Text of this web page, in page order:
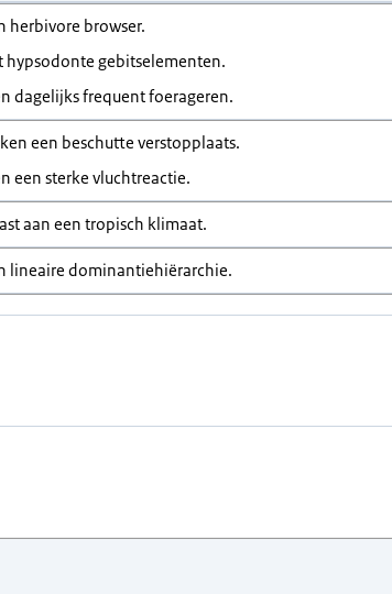
herbivore browser.
gebitselementen.
dagelijks frequent foerageren.
een beschutte verstopplaats.
een sterke vluchtreactie.
aan een tropisch klimaat.
lineaire dominantiehiërarchie.